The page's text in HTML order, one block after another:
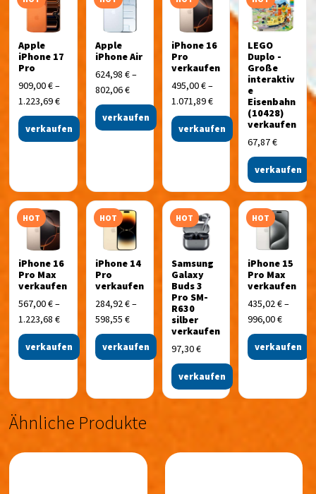
Apple
iPhone 17
Pro
909,00€–
1.223,69€
verkaufen
Apple
iPhone Air
624,98 €–
802,06€
verkaufen
iPhone 16
Pro
verkaufen
495,00€–
1.071,89€
verkaufen
LEGO
Duplo -
Große
interaktiv
e
Eisenbahn
(10428)
verkaufen
67,87€
verkaufen
HOT
iPhone 16
Pro Max
verkaufen
567,00€–
1.223,68€
verkaufen
HOT
iPhone 14
Pro
verkaufen
284,92€–
598,55 €
verkaufen
HOT
Samsung
Galaxy
Buds 3
Pro SM-
R630
silber
verkaufen
97,30€
verkaufen
HOT
iPhone 15
Pro Max
verkaufen
435,02€–
996,00€
verkaufen
Ähnliche Produkte